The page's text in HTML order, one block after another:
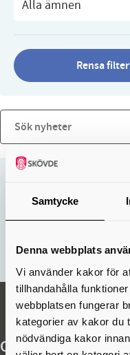
Samtycke
Denna webbplats
Vi använder kakor för
tillhandahålla
webbplatsen fungerar
kategorier av kakor du
nödvändiga kakor
Rensa filter
Sidan uppdaterades: